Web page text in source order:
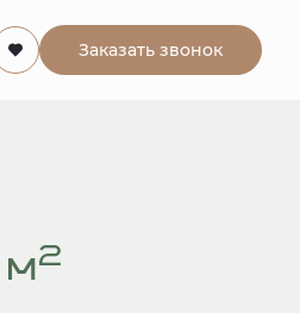
Заказать звонок
Забронировать
м2